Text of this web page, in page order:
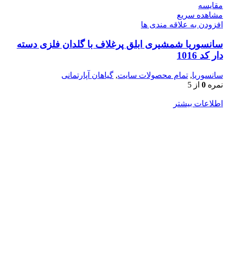
مقایسه
مشاهده سریع
افزودن به علاقه مندی ها
سانسوریا شمشیری ابلق پرغلاف با گلدان فلزی دسته
دار کد 1016
سانسوریا, تمام محصولات سایت, گیاهان آپارتمانی
نمره 0 از 5
اطلاعات بیشتر